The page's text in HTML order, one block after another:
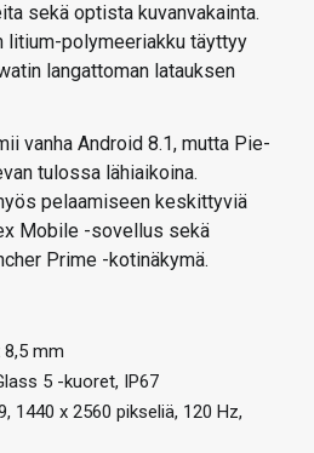
sekä optista kuvanvakainta.
litium-polymeeriakku täyttyy
langattoman latauksen
vanha Android 8.1, mutta Pie-
tulossa lähiaikoina.
pelaamiseen keskittyviä
Mobile -sovellus sekä
Prime -kotinäkymä.
8,5 mm
5 -kuoret, IP67
1440 x 2560 pikseliä, 120 Hz,